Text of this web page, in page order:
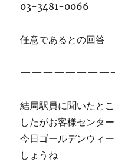
03-3481-0066
任意であるとの回答
結局駅員に聞いたと
したがお客様センタ
今日ゴールデンウィ
しょうね